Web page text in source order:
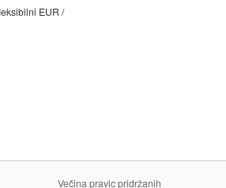
EUR /
Večina pravic pridržanih